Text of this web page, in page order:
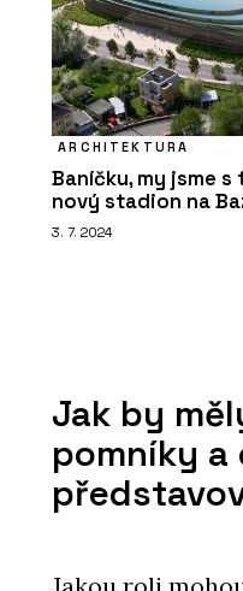
ARCHITEKTURA
Baníčku, my jsme
nový stadion na
3. 7. 2024
Jak by
pomníky a